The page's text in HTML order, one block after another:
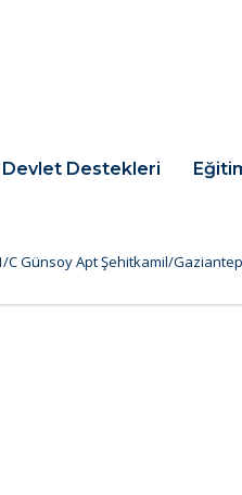
Devlet Destekleri
C Günsoy Apt Şehitkamil/Gaziantep